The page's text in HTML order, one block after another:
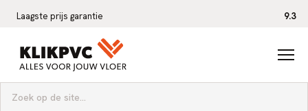
Laagste prijs garantie 9.3
Zoeken naar: